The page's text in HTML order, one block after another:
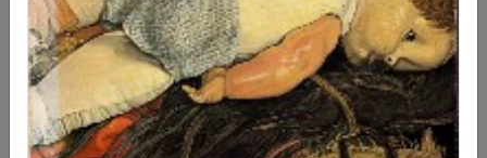
Grammofoon (oud)